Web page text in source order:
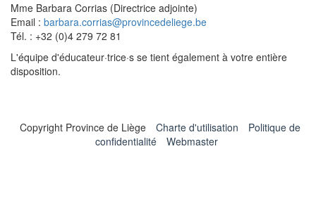
Mme Barbara Corrias (Directrice adjointe)
Email : barbara.corrias@provincedeliege.be
Tél. : +32 (0)4 279 72 81
L'équipe d'éducateur·trice·s se tient également à votre entière
disposition.
Copyright Province de Liège Charte d'utilisation
Politique de
confidentialité
Webmaster